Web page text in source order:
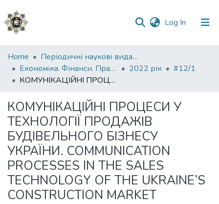
Log In (current)
Communities
&
Collections
Statistics
Home
Періодичні наукові видання НАВС
Економіка. Фінанси. Право.
2022 рік
#12/1
КОМУНІКАЦІЙНІ ПРОЦЕСИ У ТЕХНОЛОГІЇ ПРОДАЖІВ БУДІВЕЛЬНОГО БІЗНЕСУ УКРАЇНИ. COMMUNICATION PROCESSES IN THE SALES TECHNOLOGY OF THE UKRAINE’S CONSTRUCTION MARKET
КОМУНІКАЦІЙНІ ПРОЦЕСИ У
ТЕХНОЛОГІЇ ПРОДАЖІВ
БУДІВЕЛЬНОГО БІЗНЕСУ
УКРАЇНИ. COMMUNICATION
PROCESSES IN THE SALES
TECHNOLOGY OF THE UKRAINE’S
CONSTRUCTION MARKET